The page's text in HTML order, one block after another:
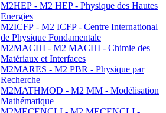
M2HEP - M2 HEP - Physique des Hautes
Energies
M2ICFP - M2 ICFP - Centre International
de Physique Fondamentale
M2MACHI - M2 MACHI - Chimie des
Matériaux et Interfaces
M2MARES - M2 PBR - Physique par
Recherche
M2MATHMOD - M2 MM - Modélisation
Mathématique